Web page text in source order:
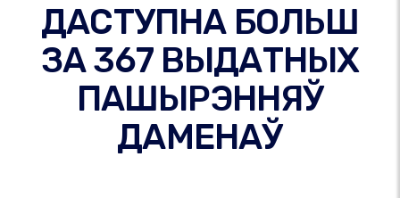
ДАСТУПНА БОЛЬШ
ЗА 367 ВЫДАТНЫХ
ПАШЫРЭННЯЎ
ДАМЕНАЎ